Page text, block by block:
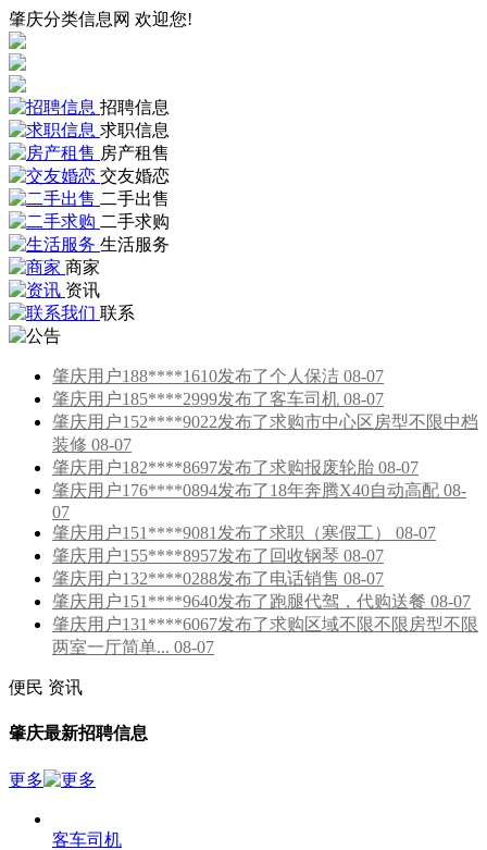
肇庆分类信息网 欢迎您!
招聘信息
求职信息
房产租售
交友婚恋
二手出售
二手求购
生活服务
商家
资讯
联系
肇庆用户188****1610发布了个人保洁 08-07
肇庆用户185****2999发布了客车司机 08-07
肇庆用户152****9022发布了求购市中心区房型不限中档
装修 08-07
肇庆用户182****8697发布了求购报废轮胎 08-07
肇庆用户176****0894发布了18年奔腾X40自动高配 08-
07
肇庆用户151****9081发布了求职（寒假工） 08-07
肇庆用户155****8957发布了回收钢琴 08-07
肇庆用户132****0288发布了电话销售 08-07
肇庆用户151****9640发布了跑腿代驾，代购送餐 08-07
肇庆用户131****6067发布了求购区域不限不限房型不限
两室一厅简单... 08-07
便民 资讯
肇庆最新招聘信息
更多
客车司机